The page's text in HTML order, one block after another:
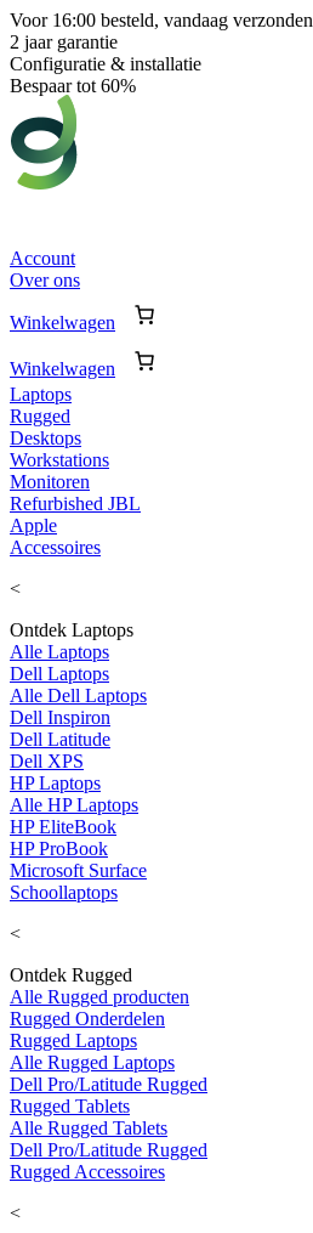
Voor 16:00 besteld, vandaag verzonden
2 jaar garantie
Configuratie & installatie
Bespaar tot 60%
Account
Over ons
Winkelwagen
Winkelwagen
Laptops
Rugged
Desktops
Workstations
Monitoren
Refurbished JBL
Apple
Accessoires
<
Ontdek Laptops
Alle Laptops
Dell Laptops
Alle Dell Laptops
Dell Inspiron
Dell Latitude
Dell XPS
HP Laptops
Alle HP Laptops
HP EliteBook
HP ProBook
Microsoft Surface
Schoollaptops
<
Ontdek Rugged
Alle Rugged producten
Rugged Onderdelen
Rugged Laptops
Alle Rugged Laptops
Dell Pro/Latitude Rugged
Rugged Tablets
Alle Rugged Tablets
Dell Pro/Latitude Rugged
Rugged Accessoires
<